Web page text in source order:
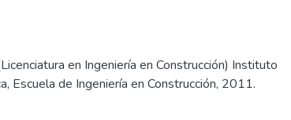
en Ingeniería en Construcción) Instituto
Escuela de Ingeniería en Construcción, 2011.